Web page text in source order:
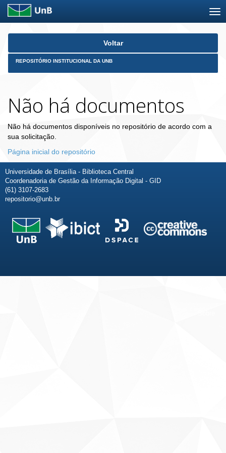
Skip
Voltar
REPOSITÓRIO INSTITUCIONAL DA UNB
Não há documentos
Não há documentos disponíveis no repositório de acordo com a
sua solicitação.
Página inicial do repositório
Universidade de Brasília - Biblioteca Central
Coordenadoria de Gestão da Informação Digital - GID
(61) 3107-2683
repositorio@unb.br